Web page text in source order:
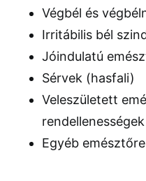
Végbél és
Irritábilis bél
Jóindulatú
Sérvek (hasfali)
Veleszületett
rendellenességek
Egyéb